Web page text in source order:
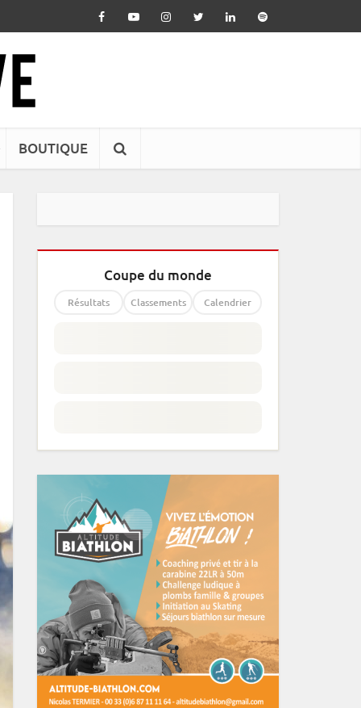
BOUTIQUE
Coupe du monde
Résultats Classements Calendrier